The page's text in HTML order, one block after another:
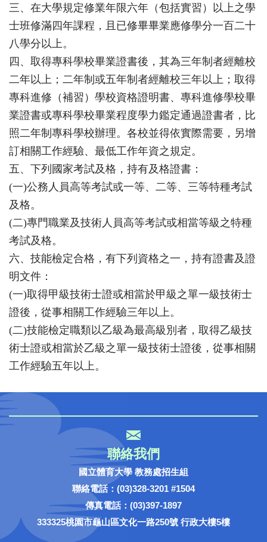
三、在大學規定修業年限六年（包括實習）以上之學
士班修滿四年課程，且已修畢畢業應修學分一百二十
八學分以上。
四、取得專科學校畢業證書後，其為三年制者經離校
二年以上；二年制或五年制者經離校三年以上；取得
專科進修（補習）學校資格證明書、專科進修學校畢
業證書或專科學校畢業程度學力鑑定通過證書者，比
照二年制專科學校辦理。各校並得依實際需要，另增
訂相關工作經驗、最低工作年資之規定。
五、下列國家考試及格，持有及格證書：
(一)公務人員高等考試或一等、二等、三等特種考試
及格。
(二)專門職業及技術人員高等考試或相當等級之特種
考試及格。
六、技能檢定合格，有下列資格之一，持有證書及證
明文件：
(一)取得甲級技術士證或相當於甲級之單一級技術士
證後，從事相關工作經驗三年以上。
(二)技能檢定職類以乙級為最高級別者，取得乙級技
術士證或相當於乙級之單一級技術士證後，從事相關
工作經驗五年以上。
聯絡我們
國立體育大學 教務處招生組
聯絡電話：(03)328-3201 #1504
傳真電話：(03)397-1897
333325桃園市龜山區文化一路250號 行政大樓5樓